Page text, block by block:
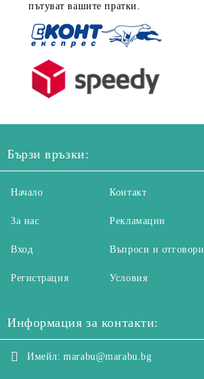
пътуват вашите пратки.
Бързи връзки:
Начало
За нас
Вход
Регистрация
Контакт
Рекламации
Въпроси и отговори
Условия
Информация за контакти:
Имейл: marabu@marabu.bg